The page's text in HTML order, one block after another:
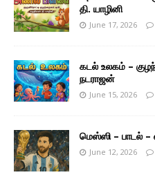
தி. யாழினி
June 17, 2026
கடல் உலகம் –
நடராஜன்
June 15, 2026
மெஸ்ஸி – பாடல் –
June 12, 2026